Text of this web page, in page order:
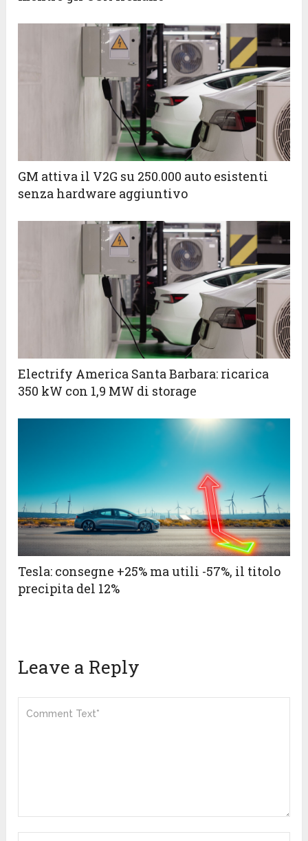
GM attiva il V2G su 250.000 auto esistenti
senza hardware aggiuntivo
Electrify America Santa Barbara: ricarica
350 kW con 1,9 MW di storage
Tesla: consegne +25% ma utili -57%, il titolo
precipita del 12%
Leave a Reply